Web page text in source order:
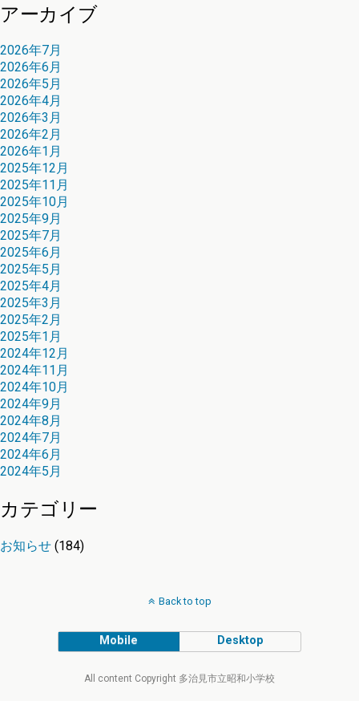
アーカイブ
2026年7月
2026年6月
2026年5月
2026年4月
2026年3月
2026年2月
2026年1月
2025年12月
2025年11月
2025年10月
2025年9月
2025年7月
2025年6月
2025年5月
2025年4月
2025年3月
2025年2月
2025年1月
2024年12月
2024年11月
2024年10月
2024年9月
2024年8月
2024年7月
2024年6月
2024年5月
カテゴリー
お知らせ (184)
Back to top
Mobile Desktop
All content Copyright 多治見市立昭和小学校